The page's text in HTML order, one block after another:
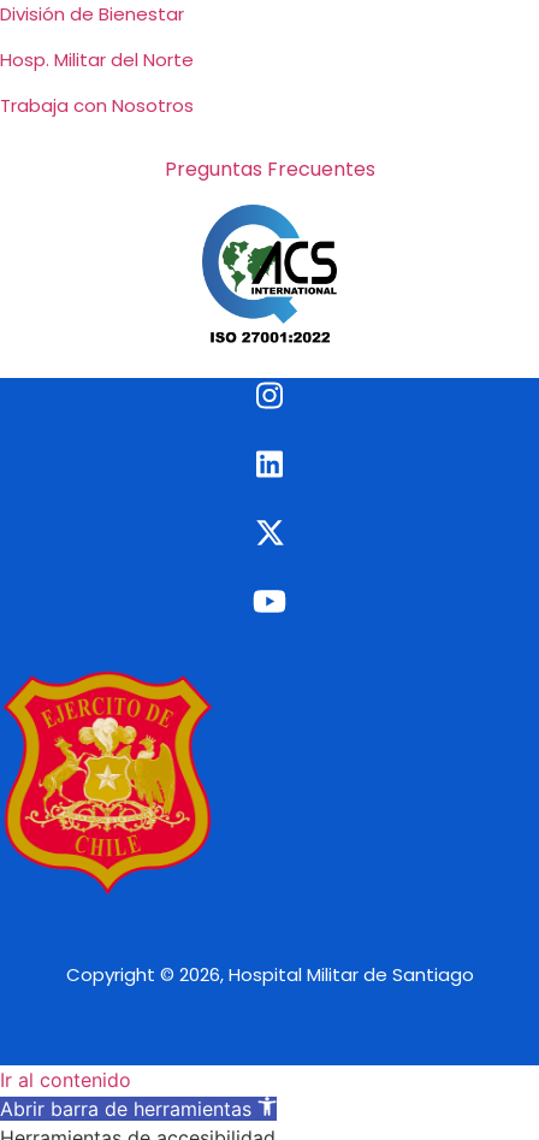
División de Bienestar
Hosp. Militar del Norte
Trabaja con Nosotros
Preguntas Frecuentes
Copyright © 2026, Hospital Militar de Santiago
Ir al contenido
Abrir barra de herramientas